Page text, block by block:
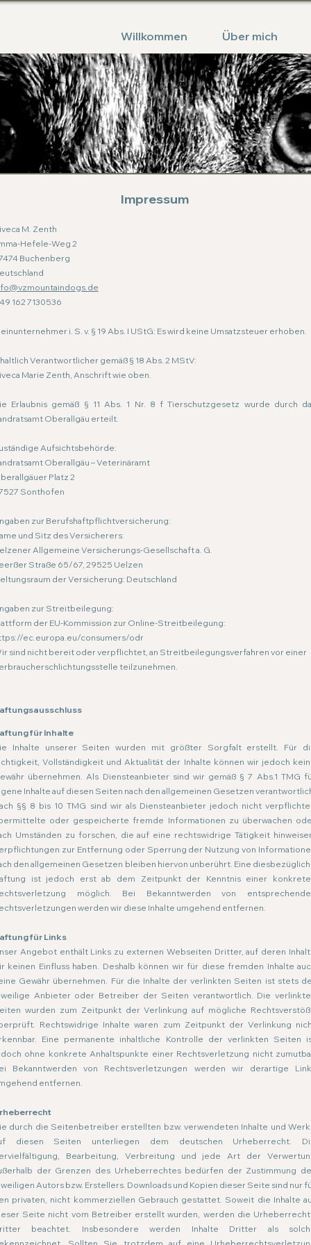
Willkommen Über mich
Impressum
M. Zenth
Hefele-Weg 2
Buchenberg
162 7130536
i. S. v. § 19 Abs. I UStG: Es wird keine Umsatzsteuer erhoben.
Verantwortlicher gemäß § 18 Abs. 2 MStV:
Marie Zenth, Anschrift wie oben.
Erlaubnis gemäß § 11 Abs. 1 Nr. 8 f Tierschutzgesetz wurde durch
Oberallgäu erteilt.
Aufsichtsbehörde:
Oberallgäu – Veterinäramt
Platz 2
Sonthofen
zur Berufshaftpflichtversicherung:
und Sitz des Versicherers:
Allgemeine Versicherungs-Gesellschaft a. G.
Straße 65/67, 29525 Uelzen
der Versicherung: Deutschland
zur Streitbeilegung:​
der EU-Kommission zur Online-Streitbeilegung:
ec.europa.eu/consumers/odr
sind nicht bereit oder verpflichtet, an Streitbeilegungsverfahren vor einer
teilzunehmen.
für Inhalte
Inhalte unserer Seiten wurden mit größter Sorgfalt erstellt. Für
Vollständigkeit und Aktualität der Inhalte können wir jedoch
übernehmen. Als Diensteanbieter sind wir gemäß § 7 Abs.1 TMG
Inhalte auf diesen Seiten nach den allgemeinen Gesetzen
§§ 8 bis 10 TMG sind wir als Diensteanbieter jedoch nicht
oder gespeicherte fremde Informationen zu überwachen
Umständen zu forschen, die auf eine rechtswidrige Tätigkeit
zur Entfernung oder Sperrung der Nutzung von
den allgemeinen Gesetzen bleiben hiervon unberührt. Eine
ist jedoch erst ab dem Zeitpunkt der Kenntnis einer
möglich. Bei Bekanntwerden von
werden wir diese Inhalte umgehend entfernen.
für Links
Angebot enthält Links zu externen Webseiten Dritter, auf deren
keinen Einfluss haben. Deshalb können wir für diese fremden Inhalte
Gewähr übernehmen. Für die Inhalte der verlinkten Seiten ist stets
Anbieter oder Betreiber der Seiten verantwortlich. Die
wurden zum Zeitpunkt der Verlinkung auf mögliche
Rechtswidrige Inhalte waren zum Zeitpunkt der Verlinkung
Eine permanente inhaltliche Kontrolle der verlinkten Seiten
ohne konkrete Anhaltspunkte einer Rechtsverletzung nicht
Bekanntwerden von Rechtsverletzungen werden wir derartige
entfernen.
durch die Seitenbetreiber erstellten bzw. verwendeten Inhalte und
diesen Seiten unterliegen dem deutschen Urheberrecht.
Bearbeitung, Verbreitung und jede Art der
der Grenzen des Urheberrechtes bedürfen der Zustimmung
Autors bzw. Erstellers. Downloads und Kopien dieser Seite sind nur
privaten, nicht kommerziellen Gebrauch gestattet. Soweit die Inhalte
Seite nicht vom Betreiber erstellt wurden, werden die
beachtet. Insbesondere werden Inhalte Dritter als